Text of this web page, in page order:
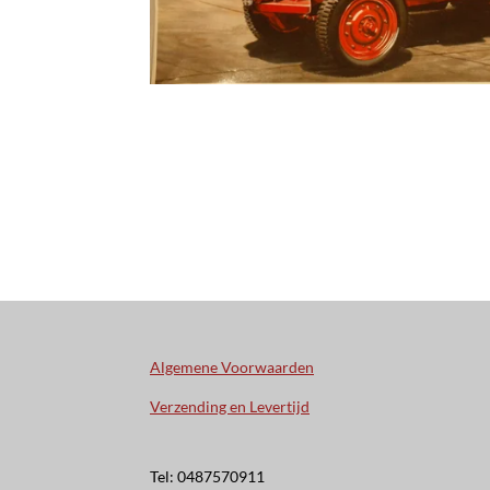
Algemene Voorwaarden
Verzending en Levertijd
Tel: 0487570911